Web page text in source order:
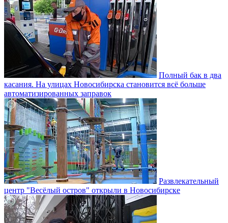
Полный бак в два
касания. На улицах Новосибирска становится всё больше
автоматизированных заправок
Развлекательный
центр "Весёлый остров" открыли в Новосибирске